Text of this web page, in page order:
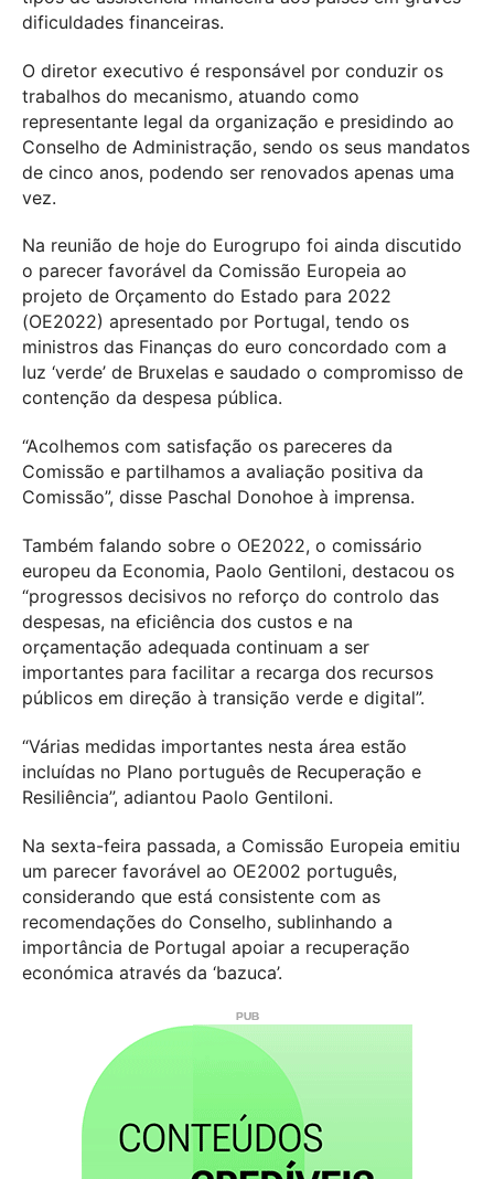
dificuldades financeiras.
O diretor executivo é responsável por conduzir os
trabalhos do mecanismo, atuando como
representante legal da organização e presidindo ao
Conselho de Administração, sendo os seus mandatos
de cinco anos, podendo ser renovados apenas uma
vez.
Na reunião de hoje do Eurogrupo foi ainda discutido
o parecer favorável da Comissão Europeia ao
projeto de Orçamento do Estado para 2022
(OE2022) apresentado por Portugal, tendo os
ministros das Finanças do euro concordado com a
luz ‘verde’ de Bruxelas e saudado o compromisso de
contenção da despesa pública.
“Acolhemos com satisfação os pareceres da
Comissão e partilhamos a avaliação positiva da
Comissão”, disse Paschal Donohoe à imprensa.
Também falando sobre o OE2022, o comissário
europeu da Economia, Paolo Gentiloni, destacou os
“progressos decisivos no reforço do controlo das
despesas, na eficiência dos custos e na
orçamentação adequada continuam a ser
importantes para facilitar a recarga dos recursos
públicos em direção à transição verde e digital”.
“Várias medidas importantes nesta área estão
incluídas no Plano português de Recuperação e
Resiliência”, adiantou Paolo Gentiloni.
Na sexta-feira passada, a Comissão Europeia emitiu
um parecer favorável ao OE2002 português,
considerando que está consistente com as
recomendações do Conselho, sublinhando a
importância de Portugal apoiar a recuperação
económica através da ‘bazuca’.